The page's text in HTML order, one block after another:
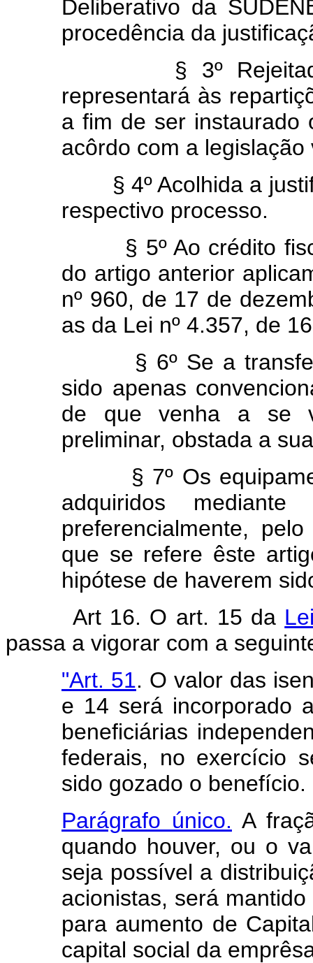
Deliberativo da
procedência da
§ 3º Rejeitada a
representará às
a fim de ser instaurado
acôrdo com a legislação
§ 4º Acolhida a
respectivo processo.
§ 5º Ao crédito
do artigo anterior
nº 960, de 17 de
as da Lei nº 4.357, de
§ 6º Se a
sido apenas
de que venha a se
preliminar, obstada a
§ 7º Os
adquiridos mediante
preferencialmente,
que se refere êste
hipótese de haverem
Art 16. O art. 15 da
passa a vigorar com a
"Art. 51. O valor das
e 14 será incorporado
beneficiárias
federais, no exercício
sido gozado o benefício.
Parágrafo único. A
quando houver, ou o
seja possível a
acionistas, será
para aumento de
capital social da